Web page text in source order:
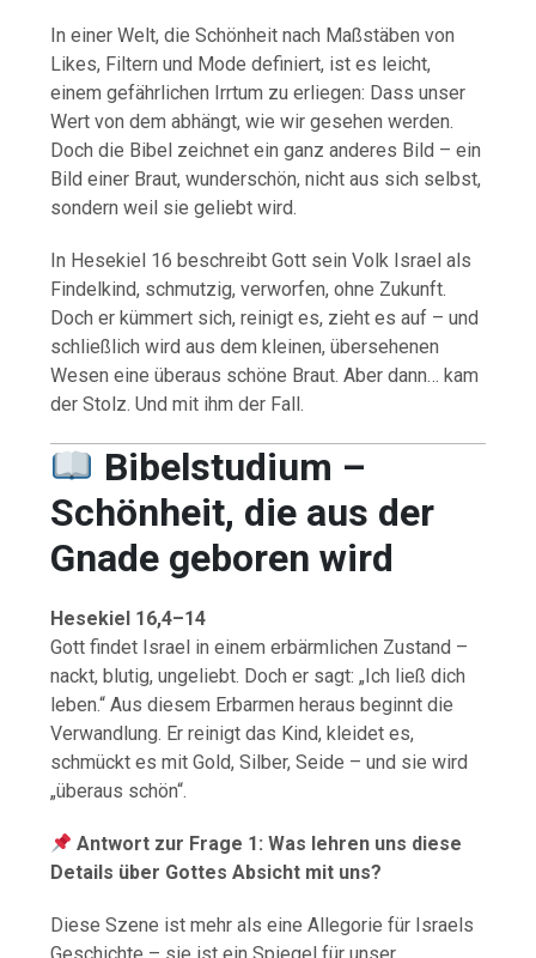
In einer Welt, die Schönheit nach Maßstäben von
Likes, Filtern und Mode definiert, ist es leicht,
einem gefährlichen Irrtum zu erliegen: Dass unser
Wert von dem abhängt, wie wir gesehen werden.
Doch die Bibel zeichnet ein ganz anderes Bild – ein
Bild einer Braut, wunderschön, nicht aus sich selbst,
sondern weil sie geliebt wird.
In Hesekiel 16 beschreibt Gott sein Volk Israel als
Findelkind, schmutzig, verworfen, ohne Zukunft.
Doch er kümmert sich, reinigt es, zieht es auf – und
schließlich wird aus dem kleinen, übersehenen
Wesen eine überaus schöne Braut. Aber dann… kam
der Stolz. Und mit ihm der Fall.
Bibelstudium –
Schönheit, die aus der
Gnade geboren wird
Hesekiel 16,4–14
Gott findet Israel in einem erbärmlichen Zustand –
nackt, blutig, ungeliebt. Doch er sagt: „Ich ließ dich
leben.“ Aus diesem Erbarmen heraus beginnt die
Verwandlung. Er reinigt das Kind, kleidet es,
schmückt es mit Gold, Silber, Seide – und sie wird
„überaus schön“.
Antwort zur Frage 1: Was lehren uns diese
Details über Gottes Absicht mit uns?
Diese Szene ist mehr als eine Allegorie für Israels